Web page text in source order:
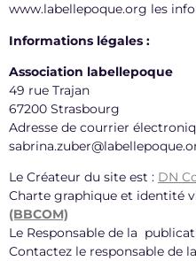
www.labellepoque.org les
Informations légales :
Association labellepoque
49 rue Trajan
67200 Strasbourg
Adresse de courrier
Le Créateur du site est : DN
Charte graphique et identité
(BBCOM)
Le Responsable de la
Contactez le responsable de